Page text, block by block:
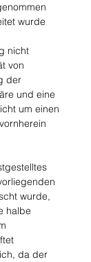
wurde
nicht
von
der
und eine
um einen
wurde,
halbe
da der